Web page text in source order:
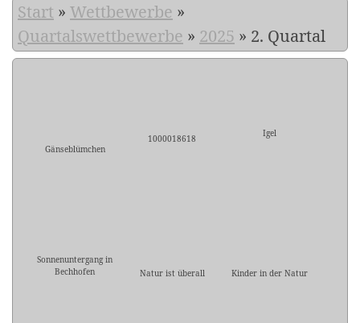
Start » Wettbewerbe »
Quartalswettbewerbe » 2025 » 2. Quartal
Gänseblümchen
1000018618 Igel
Sonnenuntergang in
Bechhofen
Natur ist überall Kinder in der Natur